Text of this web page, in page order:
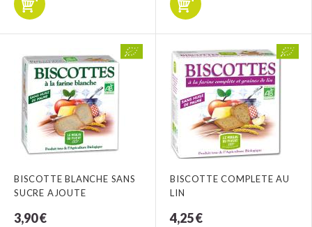
BISCOTTE BLANCHE SANS
SUCRE AJOUTE
3,90 €
BISCOTTE COMPLETE AU
LIN
4,25 €